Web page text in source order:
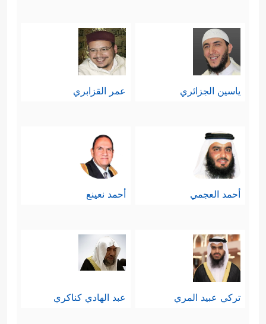
ياسين الجزائري عمر القزابري
أحمد العجمي أحمد نعينع
تركي عبيد المري عبد الهادي كناكري